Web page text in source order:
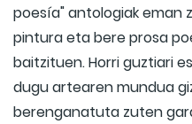
poesía" antologiak eman
pintura eta bere prosa
baitzituen. Horri guztiari
dugu artearen mundua
berenganatuta zuten